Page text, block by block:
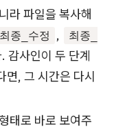
라 파일을 복사해
최종_수정 ,
최종_
감사인이 두 단계
면, 그 시간은 다시
태로 바로 보여주